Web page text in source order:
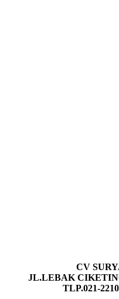
CV
JL.LEBAK
TLP.021-